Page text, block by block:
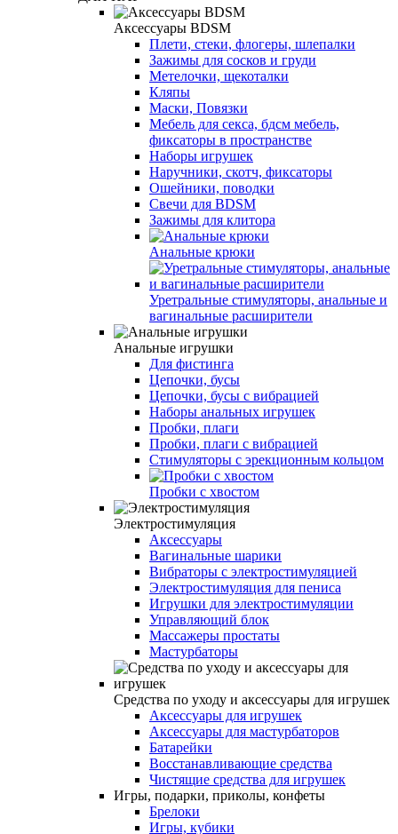
Аксессуары BDSM
Плети, стеки, флогеры, шлепалки
Зажимы для сосков и груди
Метелочки, щекоталки
Кляпы
Маски, Повязки
Мебель для секса, бдсм мебель,
фиксаторы в пространстве
Наборы игрушек
Наручники, скотч, фиксаторы
Ошейники, поводки
Свечи для BDSM
Зажимы для клитора
Анальные крюки
Уретральные стимуляторы, анальные и
вагинальные расширители
Анальные игрушки
Для фистинга
Цепочки, бусы
Цепочки, бусы с вибрацией
Наборы анальных игрушек
Пробки, плаги
Пробки, плаги с вибрацией
Стимуляторы с эрекционным кольцом
Пробки с хвостом
Электростимуляция
Аксессуары
Вагинальные шарики
Вибраторы с электростимуляцией
Электростимуляция для пениса
Игрушки для электростимуляции
Управляющий блок
Массажеры простаты
Мастурбаторы
Средства по уходу и аксессуары для игрушек
Аксессуары для игрушек
Аксессуары для мастурбаторов
Батарейки
Восстанавливающие средства
Чистящие средства для игрушек
Игры, подарки, приколы, конфеты
Брелоки
Игры, кубики